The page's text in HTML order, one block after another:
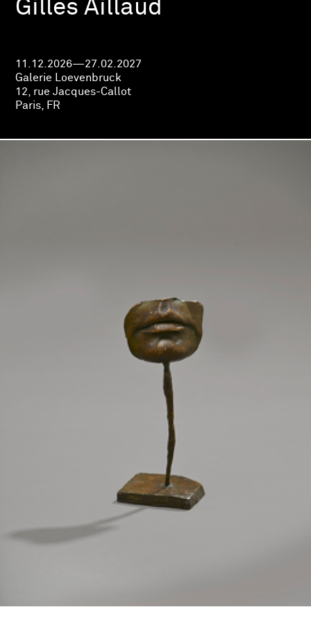
Gilles Aillaud
11.12.2026—27.02.2027
Galerie Loevenbruck
12, rue Jacques-Callot
Paris, FR